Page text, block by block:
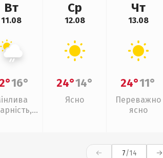
Вт
11.08
16°
Ср
12.08
24°14°
Ясно
Чт
13.08
24°11°
Переважно
ясно
7/14